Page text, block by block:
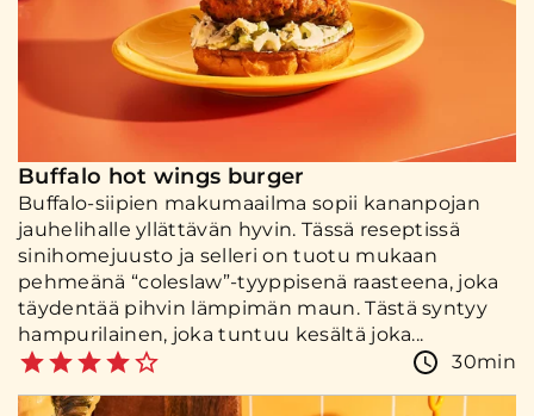
Buffalo hot wings burger
Buffalo-siipien makumaailma sopii kananpojan
jauhelihalle yllättävän hyvin. Tässä reseptissä
sinihomejuusto ja selleri on tuotu mukaan
pehmeänä “coleslaw”-tyyppisenä raasteena, joka
täydentää pihvin lämpimän maun. Tästä syntyy
hampurilainen, joka tuntuu kesältä joka...
30min